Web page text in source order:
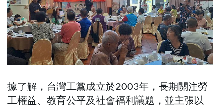
據了解，台灣工黨成立於2003年，長期關注勞
工權益、教育公平及社會福利議題，並主張以